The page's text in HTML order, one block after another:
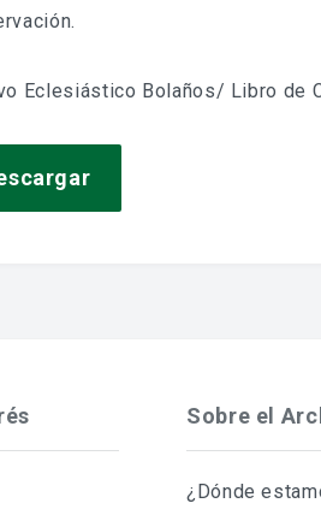
Eclesiástico Bolaños/ Libro de
Sobre el
¿Dónde